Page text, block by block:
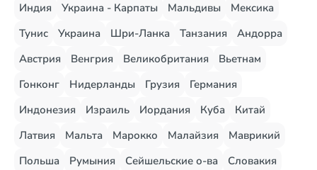
Индия
Украина - Карпаты Мальдивы
Мексика
Тунис
Украина Шри-Ланка Танзания
Андорра
Австрия
Венгрия Великобритания
Вьетнам
Гонконг
Нидерланды Грузия
Германия
Индонезия
Израиль Иордания Куба
Китай
Латвия
Мальта Марокко Малайзия
Маврикий
Польша
Румыния Сейшельские о-ва
Словакия